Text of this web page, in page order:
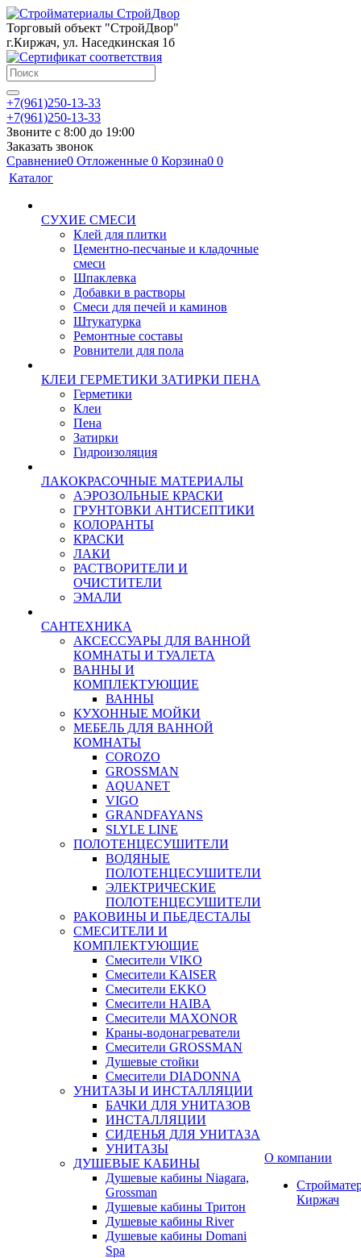
Торговый объект "СтройДвор"
г.Киржач, ул. Наседкинская 1б
+7(961)250-13-33
+7(961)250-13-33
Звоните с 8:00 до 19:00
Заказать звонок
Сравнение0 Отложенные 0 Корзина0 0
Каталог
СУХИЕ СМЕСИ
Клей для плитки
Цементно-песчаные и кладочные
смеси
Шпаклевка
Добавки в растворы
Смеси для печей и каминов
Штукатурка
Ремонтные составы
Ровнители для пола
КЛЕИ ГЕРМЕТИКИ ЗАТИРКИ ПЕНА
Герметики
Клеи
Пена
Затирки
Гидроизоляция
ЛАКОКРАСОЧНЫЕ МАТЕРИАЛЫ
АЭРОЗОЛЬНЫЕ КРАСКИ
ГРУНТОВКИ АНТИСЕПТИКИ
КОЛОРАНТЫ
КРАСКИ
ЛАКИ
РАСТВОРИТЕЛИ И
ОЧИСТИТЕЛИ
ЭМАЛИ
САНТЕХНИКА
АКСЕССУАРЫ ДЛЯ ВАННОЙ
КОМНАТЫ И ТУАЛЕТА
ВАННЫ И
КОМПЛЕКТУЮЩИЕ
ВАННЫ
КУХОННЫЕ МОЙКИ
МЕБЕЛЬ ДЛЯ ВАННОЙ
КОМНАТЫ
COROZO
GROSSMAN
AQUANET
VIGO
GRANDFAYANS
SLYLE LINE
ПОЛОТЕНЦЕСУШИТЕЛИ
ВОДЯНЫЕ
ПОЛОТЕНЦЕСУШИТЕЛИ
ЭЛЕКТРИЧЕСКИЕ
ПОЛОТЕНЦЕСУШИТЕЛИ
РАКОВИНЫ И ПЬЕДЕСТАЛЫ
СМЕСИТЕЛИ И
КОМПЛЕКТУЮЩИЕ
Смесители VIKO
Смесители KAISER
Смесители EKKO
Смесители HAIBA
Смесители MAXONOR
Краны-водонагреватели
Смесители GROSSMAN
Душевые стойки
Смесители DIADONNA
УНИТАЗЫ И ИНСТАЛЛЯЦИИ
БАЧКИ ДЛЯ УНИТАЗОВ
ИНСТАЛЛЯЦИИ
СИДЕНЬЯ ДЛЯ УНИТАЗА
УНИТАЗЫ
ДУШЕВЫЕ КАБИНЫ
Душевые кабины Niagara,
Grossman
Душевые кабины Тритон
Душевые кабины River
Душевые кабины Domani
Spa
О компании
Киржач